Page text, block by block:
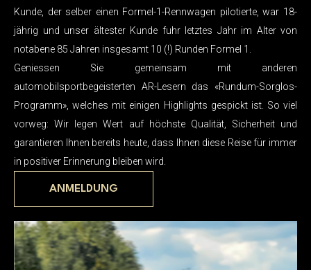
Kunde, der selber einen Formel-1-Rennwagen pilotierte, war 18-
jährig und unser ältester Kunde fuhr letztes Jahr im Alter von
notabene 85 Jahren insgesamt 10 (!) Runden Formel 1.
Geniessen Sie gemeinsam mit anderen
automobilsportbegeisterten AR-Lesern das «Rundum-Sorglos-
Programm», welches mit einigen Highlights gespickt ist. So viel
vorweg: Wir legen Wert auf höchste Qualität, Sicherheit und
garantieren Ihnen bereits heute, dass Ihnen diese Reise für immer
in positiver Erinnerung bleiben wird.
ANMELDUNG